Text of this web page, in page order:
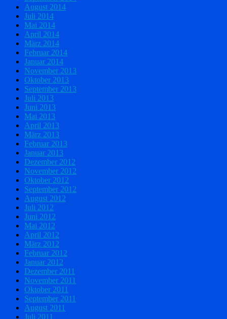
August 2014
Juli 2014
Mai 2014
April 2014
März 2014
Februar 2014
Januar 2014
November 2013
Oktober 2013
September 2013
Juli 2013
Juni 2013
Mai 2013
April 2013
März 2013
Februar 2013
Januar 2013
Dezember 2012
November 2012
Oktober 2012
September 2012
August 2012
Juli 2012
Juni 2012
Mai 2012
April 2012
März 2012
Februar 2012
Januar 2012
Dezember 2011
November 2011
Oktober 2011
September 2011
August 2011
Juli 2011